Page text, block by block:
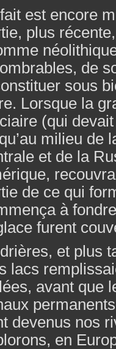
est encore
plus
de
sous
Lorsque la
(qui
milieu de
et de la
de ce qui
à
furent
et plus
lacs
avant que
devenus nos
en